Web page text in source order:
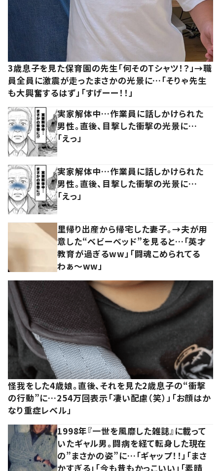
3歳息子を見た保育園の先生「何そのTシャツ！？」→職
員全員に激震が走ったまさかの光景に…「そりゃ先生
も大興奮するはず」「すげーー！！」
実家解体中…作業員に話しかけられた
男性。直後、目撃した衝撃の光景に…
「えっ」
実家解体中…作業員に話しかけられた
男性。直後、目撃した衝撃の光景に…
「えっ」
里帰り出産から帰宅した妻子。→夫が用
意した“ベビーベッド”を見ると…「英才
教育が過ぎるww」「闘魂こめられてる
わぁ～ww」
怪我をした4歳娘。直後、それを見た2歳息子の“衝撃
の行動”に…254万回表示「凄い配慮（笑）」「お顔はか
なり重症レベル」
1998年『一世を風靡した雑誌』に載って
いたギャル男。闘病を経て転身した現在
の”まさかの姿”に…「ギャップ！！」「まさ
かすぎる」「今も昔もかっこいい」「素晴